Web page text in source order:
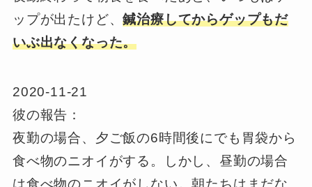
ップが出たけど、鍼治療してからゲップもだ
いぶ出なくなった。
2020-11-21
彼の報告：
夜勤の場合、夕ご飯の6時間後にでも胃袋から
食べ物のニオイがする。しかし、昼勤の場合
は食べ物のニオイがしない。朝たちはまだな